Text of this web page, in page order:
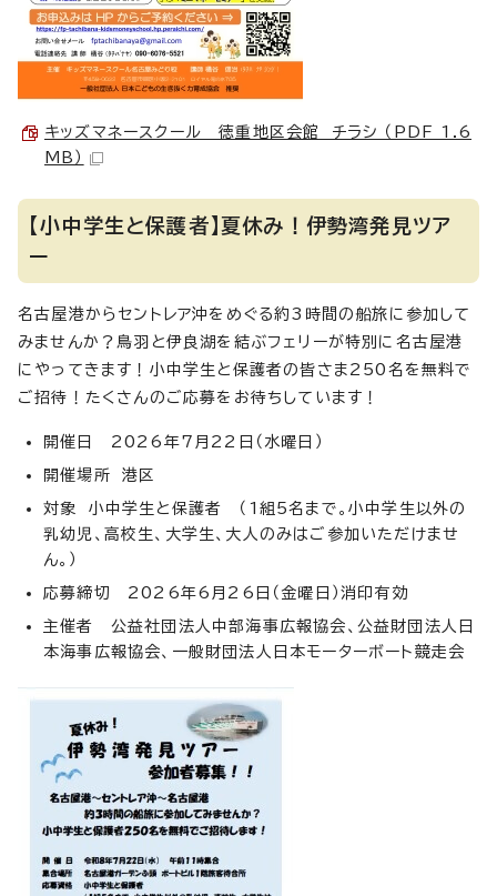
キッズマネースクール 徳重地区会館 チラシ （PDF 1.6
MB）
【小中学生と保護者】夏休み！伊勢湾発見ツア
ー
名古屋港からセントレア沖をめぐる約3時間の船旅に参加して
みませんか？鳥羽と伊良湖を結ぶフェリーが特別に名古屋港
にやってきます！小中学生と保護者の皆さま250名を無料で
ご招待！たくさんのご応募をお待ちしています！
開催日 2026年7月22日（水曜日）
開催場所 港区
対象 小中学生と保護者 （1組5名まで。小中学生以外の
乳幼児、高校生、大学生、大人のみはご参加いただけませ
ん。）
応募締切 2026年6月26日（金曜日）消印有効
主催者 公益社団法人中部海事広報協会、公益財団法人日
本海事広報協会、一般財団法人日本モーターボート競走会